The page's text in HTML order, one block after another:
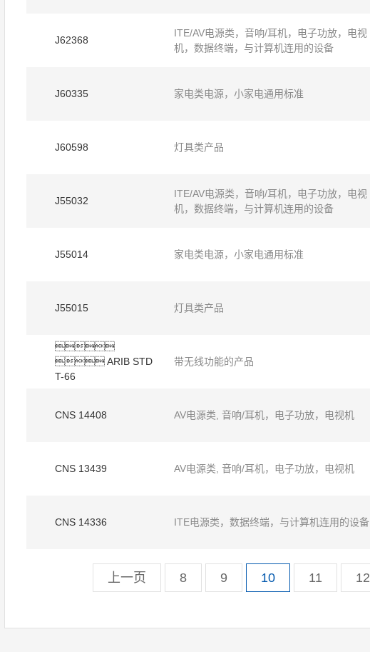
J62368
ITE/AV电源类，音响/耳机，电子功放，电视
机，数据终端，与计算机连用的设备
J60335 家电类电源，小家电通用标准
J60598 灯具类产品
J55032
ITE/AV电源类，音响/耳机，电子功放，电视
机，数据终端，与计算机连用的设备
J55014 家电类电源，小家电通用标准
J55015 灯具类产品

 ARIB STD
T-66
带无线功能的产品
CNS 14408 AV电源类, 音响/耳机，电子功放，电视机
CNS 13439 AV电源类, 音响/耳机，电子功放，电视机
CNS 14336 ITE电源类，数据终端，与计算机连用的设备
上一页 8 9 10 11 12